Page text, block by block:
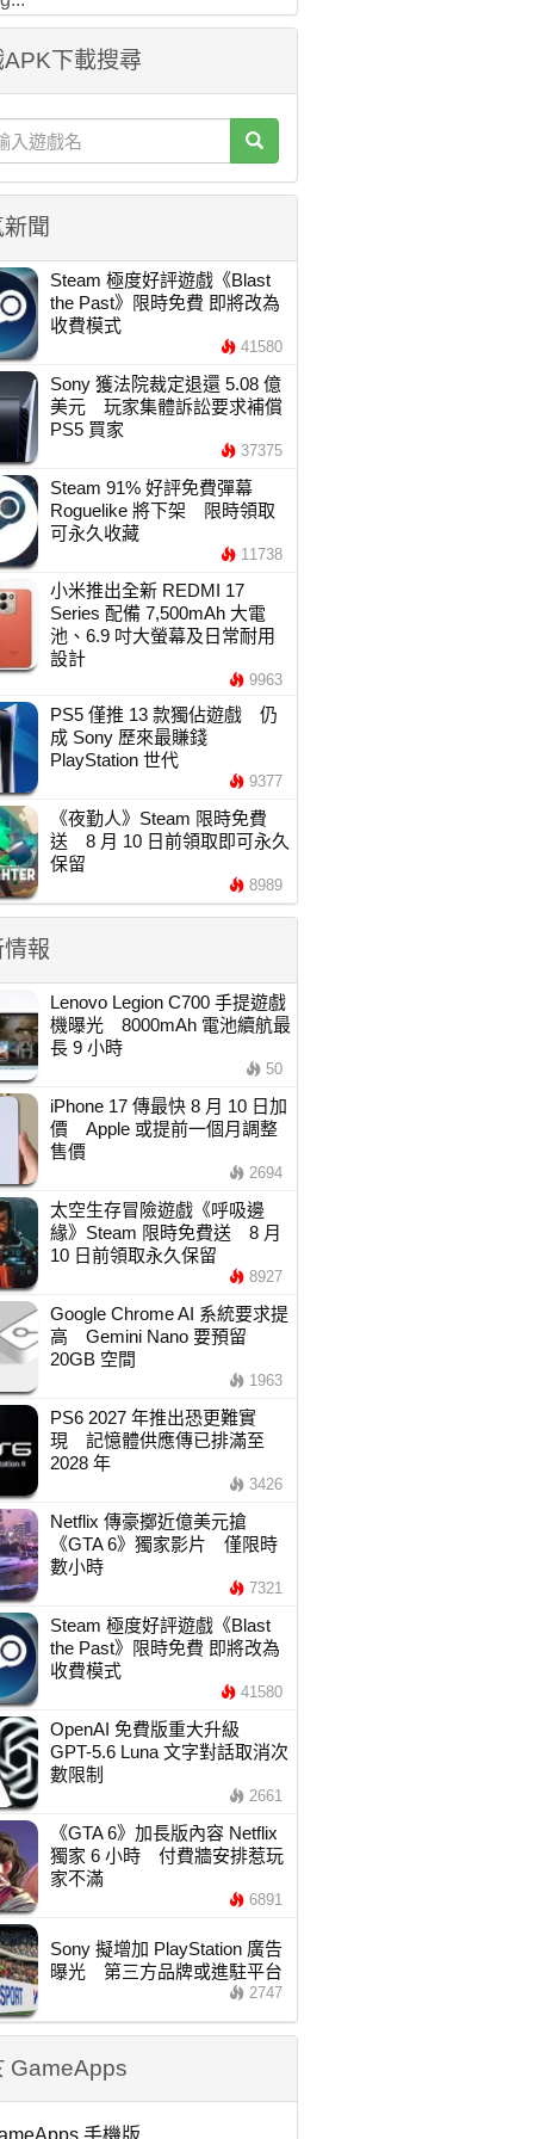
下載搜尋
聞
Steam 極度好評遊戲《Blast
the Past》限時免費 即將改為
收費模式
41580
Sony 獲法院裁定退還 5.08 億
美元 玩家集體訴訟要求補償
PS5 買家
37375
Steam 91% 好評免費彈幕
Roguelike 將下架 限時領取
可永久收藏
11738
小米推出全新 REDMI 17
Series 配備 7,500mAh 大電
池、6.9 吋大螢幕及日常耐用
設計
9963
PS5 僅推 13 款獨佔遊戲 仍
成 Sony 歷來最賺錢
PlayStation 世代
9377
《夜勤人》Steam 限時免費
送 8 月 10 日前領取即可永久
保留
8989
報
Lenovo Legion C700 手提遊戲
機曝光 8000mAh 電池續航最
長 9 小時
50
iPhone 17 傳最快 8 月 10 日加
價 Apple 或提前一個月調整
售價
2694
太空生存冒險遊戲《呼吸邊
緣》Steam 限時免費送 8 月
10 日前領取永久保留
8927
Google Chrome AI 系統要求提
高 Gemini Nano 要預留
20GB 空間
1963
PS6 2027 年推出恐更難實
現 記憶體供應傳已排滿至
2028 年
3426
Netflix 傳豪擲近億美元搶
《GTA 6》獨家影片 僅限時
數小時
7321
Steam 極度好評遊戲《Blast
the Past》限時免費 即將改為
收費模式
41580
OpenAI 免費版重大升級
GPT-5.6 Luna 文字對話取消次
數限制
2661
《GTA 6》加長版內容 Netflix
獨家 6 小時 付費牆安排惹玩
家不滿
6891
Sony 擬增加 PlayStation 廣告
曝光 第三方品牌或進駐平台
2747
GameApps
手機版